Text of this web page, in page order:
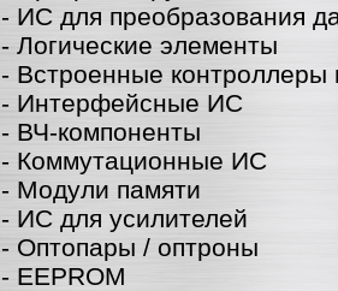
- ИС для преобразования
- Логические элементы
- Встроенные контроллеры
- Интерфейсные ИС
- ВЧ-компоненты
- Коммутационные ИС
- Модули памяти
- ИС для усилителей
- Оптопары / оптроны
- EEPROM